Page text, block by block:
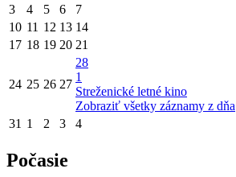
3 4 5 6 7
10 11 12 13 14
17 18 19 20 21
24 25 26 27
28
1
Streženické letné kino
Zobraziť všetky záznamy z dňa
31 1 2 3 4
Počasie